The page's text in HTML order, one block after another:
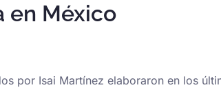
en México
por Isai Martínez elaboraron en los